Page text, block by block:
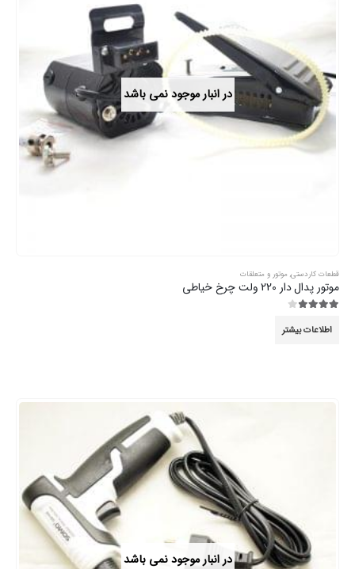
در انبار موجود نمی باشد
قطعات کاردستی, موتور و متعلقات
موتور پدال دار 220 ولت چرخ خیاطی
اطلاعات بیشتر
در انبار موجود نمی باشد